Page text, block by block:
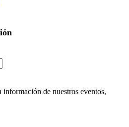
de nuestros eventos,